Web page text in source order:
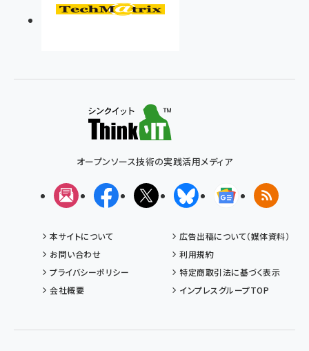
オープンソース技術の実践活用メディア
メルマガFacebookX(エックス)BlueskyGoogleニュ
RSS
本サイトについて
広告出稿について（媒体資料）
お問い合わせ
利用規約
プライバシーポリシー
特定商取引法に基づく表示
会社概要
インプレスグループTOP